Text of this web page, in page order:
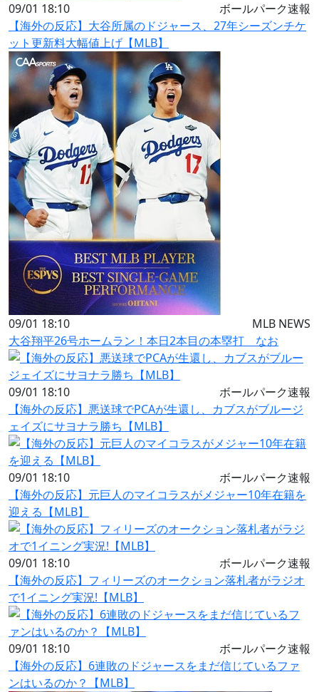
09/01 18:10
ボールパーク速報
【海外の反応】大谷所属のドジャース、27年シーズンチケ
ット更新料大幅値上げ【MLB】
09/01 18:10
MLB NEWS
大谷翔平26号ホームラン！本日2本目の本塁打 なお
09/01 18:10
ボールパーク速報
【海外の反応】悪送球でPCAが生還し、カブスがブルージ
ェイズにサヨナラ勝ち【MLB】
09/01 18:10
ボールパーク速報
【海外の反応】元巨人のマイコラスがメジャー10年在籍を
迎える【MLB】
09/01 18:10
ボールパーク速報
【海外の反応】フィリーズのオークション落札者がラジオ
で1イニング実況!【MLB】
09/01 18:10
ボールパーク速報
【海外の反応】6連敗のドジャースをまだ信じているファ
ンはいるのか？【MLB】